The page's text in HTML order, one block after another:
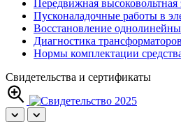
Передвижная высоковольтная
Пусконаладочные работы в
Восстановление
Диагностика трансформаторов
Нормы комплектации
Свидетельства и сертификаты